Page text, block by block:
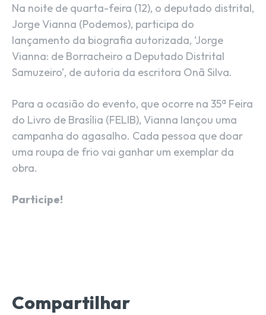
Na noite de quarta-feira (12), o deputado distrital,
Jorge Vianna (Podemos), participa do
lançamento da biografia autorizada, ‘Jorge
Vianna: de Borracheiro a Deputado Distrital
Samuzeiro’, de autoria da escritora Onã Silva.
Para a ocasião do evento, que ocorre na 35a Feira
do Livro de Brasília (FELIB), Vianna lançou uma
campanha do agasalho. Cada pessoa que doar
uma roupa de frio vai ganhar um exemplar da
obra.
Participe!
Compartilhar